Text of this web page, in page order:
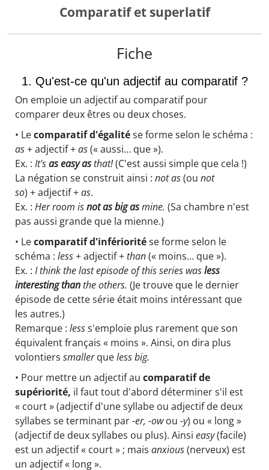
Comparatif et superlatif
Fiche
1. Qu'est-ce qu'un adjectif au comparatif ?
On emploie un adjectif au comparatif pour
comparer deux êtres ou deux choses.
• Lecomparatif d'égalitése forme selon le schéma :
as+ adjectif +as(« aussi… que »).
Ex. : It'sas easyasthat!(C'est aussi simple que cela !)
La négation se construit ainsi : not as(ou not
so) + adjectif +as.
Ex. : Her room isnot as big asmine. (Sa chambre n'est
pas aussi grande que la mienne.)
• Lecomparatif d'inférioritése forme selon le
schéma : less+ adjectif +than(« moins… que »).
Ex. : I think the last episode of this series wasless
interesting thanthe others. (Je trouve que le dernier
épisode de cette série était moins intéressant que
les autres.)
Remarque : lesss'emploie plus rarement que son
équivalent français « moins ». Ainsi, on dira plus
volontiers smallerqueless big.
• Pour mettre un adjectif au comparatif de
supériorité, il faut tout d'abord déterminer s'il est
« court » (adjectif d'une syllabe ou adjectif de deux
syllabes se terminant par-er, -owou -y) ou « long »
(adjectif de deux syllabes ou plus). Ainsi easy(facile)
est un adjectif « court » ; mais anxious(nerveux) est
un adjectif « long ».